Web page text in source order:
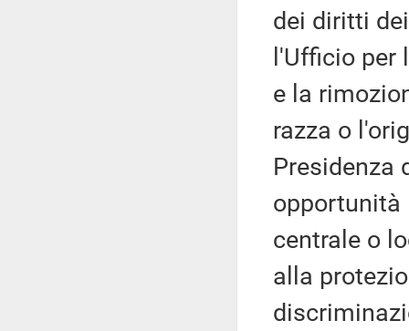
dei diritti
l'Ufficio
e la
razza o
Presidenza
opportunità
centrale o
alla